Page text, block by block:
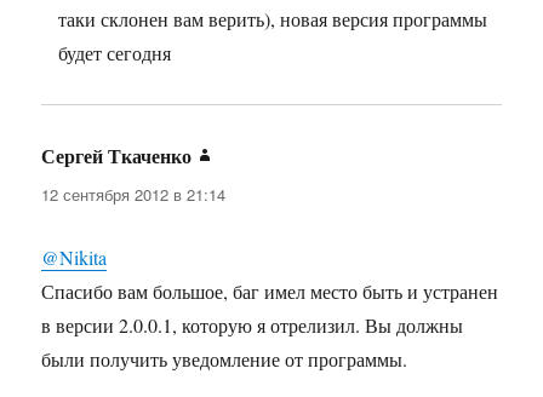
таки склонен вам верить), новая версия программы
будет сегодня
Сергей Ткаченко
12 сентября 2012 в 21:14
@Nikita
Спасибо вам большое, баг имел место быть и устранен
в версии 2.0.0.1, которую я отрелизил. Вы должны
были получить уведомление от программы.